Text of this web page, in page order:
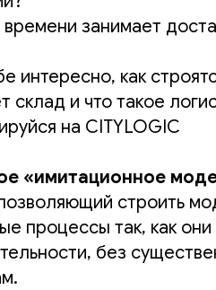
занимает
интересно, как
склад и что такое
на CITYLOGIC
«имитационное
строить
процессы так, как
без